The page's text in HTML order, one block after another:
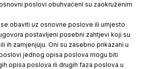
poslovi obuhvaćeni su zaokruženim
obaviti uz osnovne poslove ili umjesto
postavljeni posebni zahtjevi koji su
ih zamjenjuju. Oni su zasebno prikazani u
jednog opisa poslova mogu biti
opisa poslova ili drugih faza poslova u